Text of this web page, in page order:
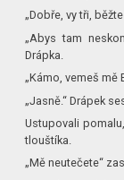
„Dobře, vy tři,
„Abys tam
Drápka.
„Kámo, vemeš mě
„Jasně.“ Drápek
Ustupovali
tlouštíka.
„Mě neutečete“